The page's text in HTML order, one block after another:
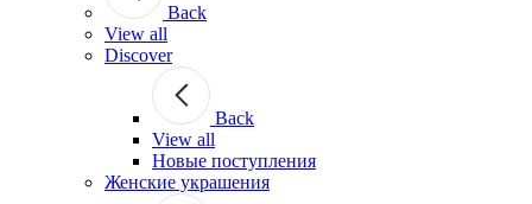
Back
View all
Discover
Back
View all
Новые поступления
Женские украшения